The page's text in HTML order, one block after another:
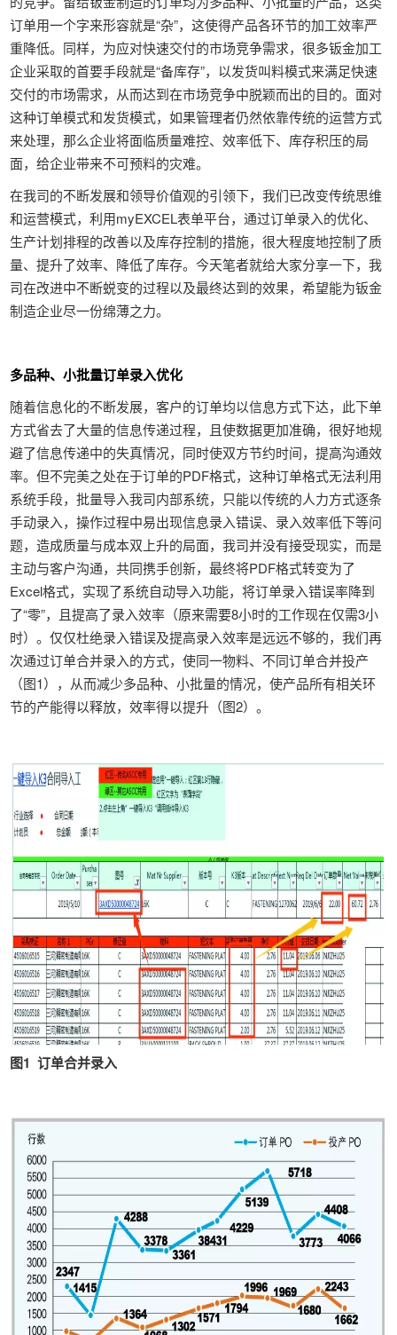
订单用一个字来形容就是“杂”，这使得产品各环节的加工效率严
重降低。同样，为应对快速交付的市场竞争需求，很多钣金加工
企业采取的首要手段就是“备库存”，以发货叫料模式来满足快速
交付的市场需求，从而达到在市场竞争中脱颖而出的目的。面对
这种订单模式和发货模式，如果管理者仍然依靠传统的运营方式
来处理，那么企业将面临质量难控、效率低下、库存积压的局
面，给企业带来不可预料的灾难。
在我司的不断发展和领导价值观的引领下，我们已改变传统思维
和运营模式，利用myEXCEL表单平台，通过订单录入的优化、
生产计划排程的改善以及库存控制的措施，很大程度地控制了质
量、提升了效率、降低了库存。今天笔者就给大家分享一下，我
司在改进中不断蜕变的过程以及最终达到的效果，希望能为钣金
制造企业尽一份绵薄之力。
多品种、小批量订单录入优化
随着信息化的不断发展，客户的订单均以信息方式下达，此下单
方式省去了大量的信息传递过程，且使数据更加准确，很好地规
避了信息传递中的失真情况，同时使双方节约时间，提高沟通效
率。但不完美之处在于订单的PDF格式，这种订单格式无法利用
系统手段，批量导入我司内部系统，只能以传统的人力方式逐条
手动录入，操作过程中易出现信息录入错误、录入效率低下等问
题，造成质量与成本双上升的局面，我司并没有接受现实，而是
主动与客户沟通，共同携手创新，最终将PDF格式转变为了
Excel格式，实现了系统自动导入功能，将订单录入错误率降到
了“零”，且提高了录入效率（原来需要8小时的工作现在仅需3小
时）。仅仅杜绝录入错误及提高录入效率是远远不够的，我们再
次通过订单合并录入的方式，使同一物料、不同订单合并投产
（图1），从而减少多品种、小批量的情况，使产品所有相关环
节的产能得以释放，效率得以提升（图2）。
图1 订单合并录入